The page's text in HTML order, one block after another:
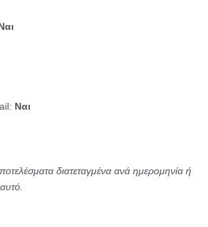
Ναι
διατεταγμένα ανά ημερομηνία ή